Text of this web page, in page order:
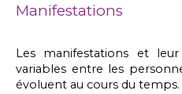
Manifestations
Les manifestations et
variables entre les
évoluent au cours du temps.